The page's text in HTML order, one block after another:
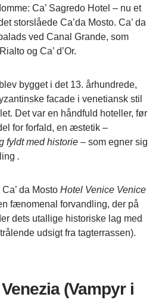
Ca’ Sagredo Hotel – nu et
storslåede Ca’da Mosto. Ca’ da
ved Canal Grande, som
og Ca’ d’Or.
bygget i det 13. århundrede,
facade i venetiansk stil
Det var en håndfuld hoteller, før
for forfald, en æstetik –
fyldt med historie – som egner sig
.
da Mosto Hotel Venice Venice
fænomenal forvandling, der på
dets utallige historiske lag med
udsigt fra tagterrassen).
(Vampyr i